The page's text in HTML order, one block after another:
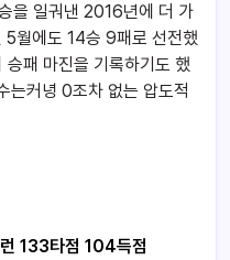
을 일궈낸 2016년에 더 가
5월에도 14승 9패로 선전했
패 마진을 기록하기도 했
는커녕 0조차 없는 압도적
133타점 104득점